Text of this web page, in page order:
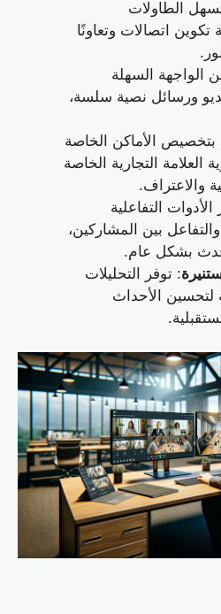
الطاولات
تكوين اتصالات وتعاونًا
الواجهة السهلة
ورسائل نصية سلسة،
الأماكن الخاصة
التجارية الخاصة
والاعتراف.
الأدوات التفاعلية
بين المشاركين،
بشكل عام.
: توفر التحليلات
لتحسين الأحداث